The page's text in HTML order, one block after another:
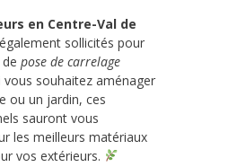
en Centre-Val de
sollicités pour
pose de carrelage
vous souhaitez aménager
ou un jardin, ces
sauront vous
les meilleurs matériaux
vos extérieurs.